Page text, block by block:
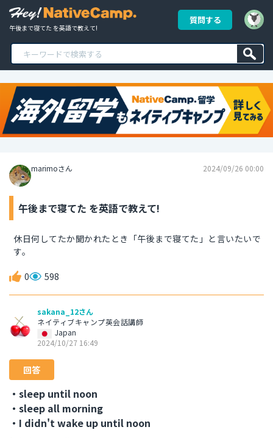
午後まで寝てた を英語で教えて!
質問する
marimoさん 2024/09/26 00:00
午後まで寝てた を英語で教えて!
休日何してたか聞かれたとき「午後まで寝てた」と言いたいで
す。
0 598
sakana_12さん
ネイティブキャンプ英会話講師
Japan
2024/10/27 16:49
回答
・sleep until noon
・sleep all morning
・I didn't wake up until noon